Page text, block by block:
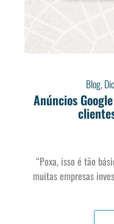
Blog,
Anúncios
“Poxa, isso é tão
muitas empresas